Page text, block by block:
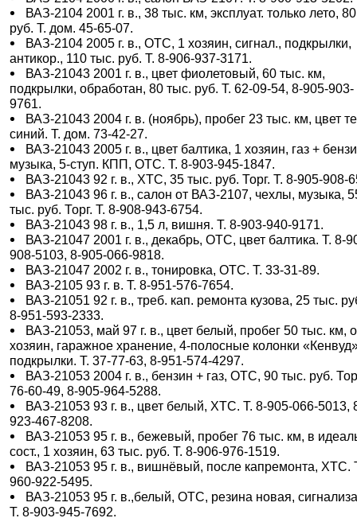
ВАЗ-2104 2001 г. в., 38 тыс. км, эксплуат. только лето,
руб. Т. дом. 45-65-07.
ВАЗ-2104 2005 г. в., ОТС, 1 хозяин, сигнал., подкрылки,
антикор., 110 тыс. руб. Т. 8-906-937-3171.
ВАЗ-21043 2001 г. в., цвет фиолетовый, 60 тыс. км,
подкрылки, обработан, 80 тыс. руб. Т. 62-09-54, 8-905-903-
9761.
ВАЗ-21043 2004 г. в. (ноябрь), пробег 23 тыс. км, цвет
синий. Т. дом. 73-42-27.
ВАЗ-21043 2005 г. в., цвет балтика, 1 хозяин, газ +
музыка, 5-ступ. КПП, ОТС. Т. 8-903-945-1847.
ВАЗ-21043 92 г. в., ХТС, 35 тыс. руб. Торг. Т. 8-905-908-
ВАЗ-21043 96 г. в., салон от ВАЗ-2107, чехлы, музыка,
тыс. руб. Торг. Т. 8-908-943-6754.
ВАЗ-21043 98 г. в., 1,5 л, вишня. Т. 8-903-940-9171.
ВАЗ-21047 2001 г. в., декабрь, ОТС, цвет балтика. Т. 8-
908-5103, 8-905-066-9818.
ВАЗ-21047 2002 г. в., тонировка, ОТС. Т. 33-31-89.
ВАЗ-2105 93 г. в. Т. 8-951-576-7654.
ВАЗ-21051 92 г. в., треб. кап. ремонта кузова, 25 тыс.
8-951-593-2333.
ВАЗ-21053, май 97 г. в., цвет белый, пробег 50 тыс. км,
хозяин, гаражное хранение, 4-полосные колонки
подкрылки. Т. 37-77-63, 8-951-574-4297.
ВАЗ-21053 2004 г. в., бензин + газ, ОТС, 90 тыс. руб.
76-60-49, 8-905-964-5288.
ВАЗ-21053 93 г. в., цвет белый, ХТС. Т. 8-905-066-5013,
923-467-8208.
ВАЗ-21053 95 г. в., бежевый, пробег 76 тыс. км, в
сост., 1 хозяин, 63 тыс. руб. Т. 8-906-976-1519.
ВАЗ-21053 95 г. в., вишнёвый, после капремонта, ХТС.
960-922-5495.
ВАЗ-21053 95 г. в.,белый, ОТС, резина новая,
Т. 8-903-945-7692.